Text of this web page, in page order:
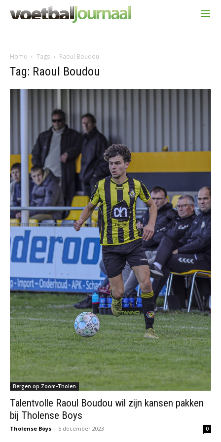
Home Tags Raoul Boudou
Tag: Raoul Boudou
Bergen op Zoom-Tholen
Talentvolle Raoul Boudou wil zijn kansen pakken
bij Tholense Boys
Tholense Boys - 5 december 2023 0